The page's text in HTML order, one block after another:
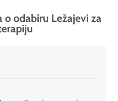
o odabiru Ležajevi za